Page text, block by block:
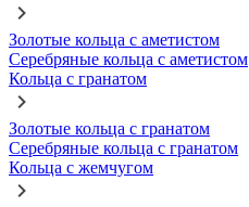
Золотые кольца с аметистом
Серебряные кольца с аметистом
Кольца с гранатом
Золотые кольца с гранатом
Серебряные кольца с гранатом
Кольца с жемчугом